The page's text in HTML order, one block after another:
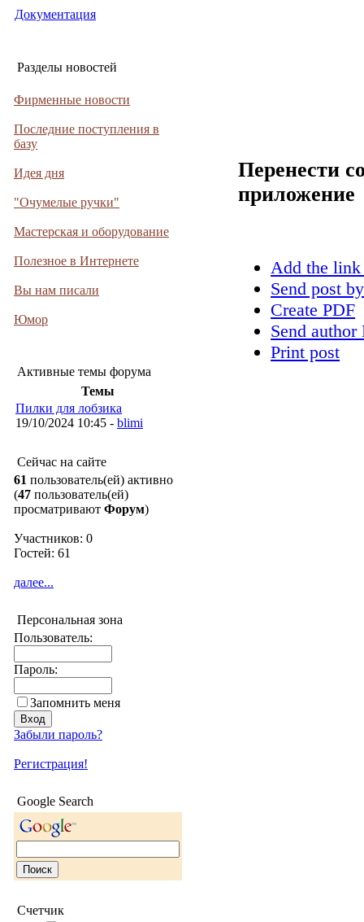
Документация
Разделы новостей
Фирменные новости
Последние поступления в
базу
Идея дня
"Очумелые ручки"
Мастерская и оборудование
Полезное в Интернете
Вы нам писали
Юмор
Активные темы форума
Темы
Пилки для лобзика
19/10/2024 10:45 - blimi
Сейчас на сайте
61 пользователь(ей) активно
(47 пользователь(ей)
просматривают Форум)
Участников: 0
Гостей: 61
далее...
Персональная зона
Пользователь:
Пароль:
Запомнить меня
Забыли пароль?
Регистрация!
Google Search
Счетчик
Перенести
приложение
Add the
Send post
Create PDF
Send
Print post